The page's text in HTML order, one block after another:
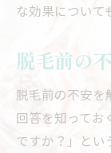
な効果について
脱毛前の
脱毛前の不安を
回答を知ってお
ですか？」とい